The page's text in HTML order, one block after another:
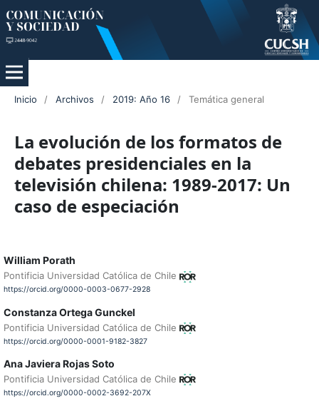
Inicio / Archivos / 2019: Año 16 / Temática general
La evolución de los formatos de
debates presidenciales en la
televisión chilena: 1989-2017: Un
caso de especiación
William Porath
Pontificia Universidad Católica de Chile
https://orcid.org/0000-0003-0677-2928
Constanza Ortega Gunckel
Pontificia Universidad Católica de Chile
https://orcid.org/0000-0001-9182-3827
Ana Javiera Rojas Soto
Pontificia Universidad Católica de Chile
https://orcid.org/0000-0002-3692-207X